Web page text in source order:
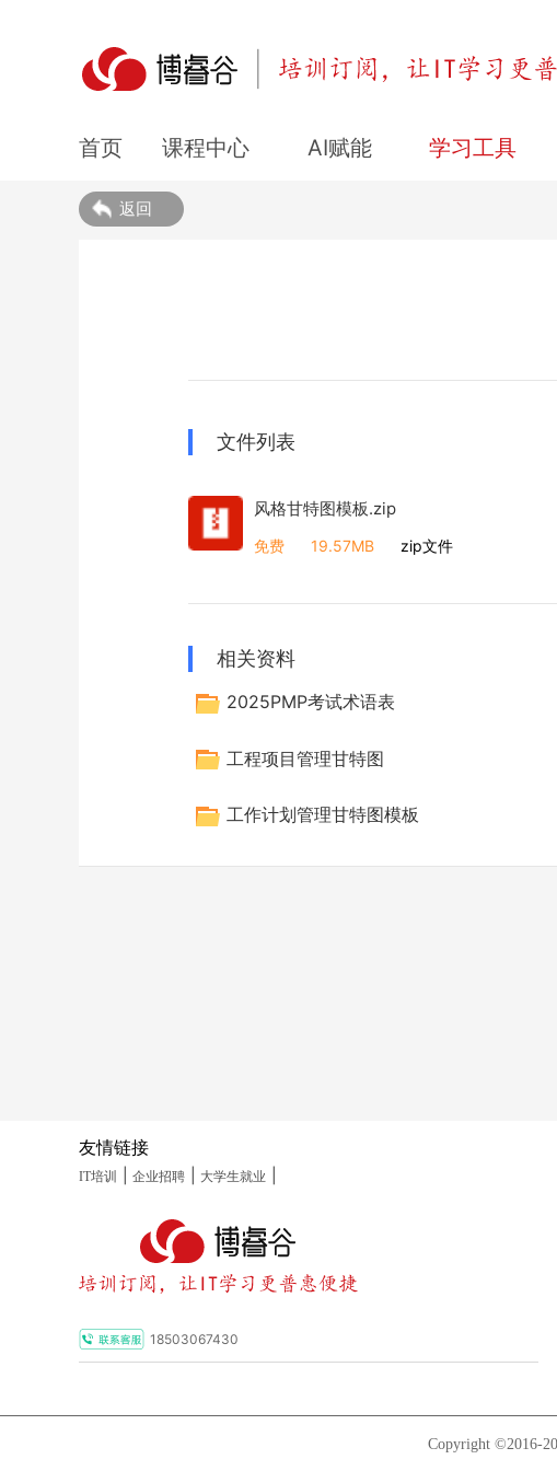
首页 课程中心 AI赋能 学习工具
返回
文件列表
风格甘特图模板.zip
免费 19.57MB zip文件
相关资料
2025PMP考试术语表
工程项目管理甘特图
工作计划管理甘特图模板
友情链接
IT培训 企业招聘 大学生就业
18503067430
Copyright ©2016-